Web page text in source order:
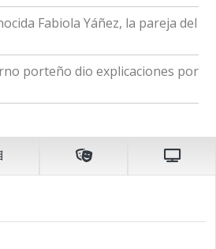
Fabiola Yáñez, la pareja del
porteño dio explicaciones por